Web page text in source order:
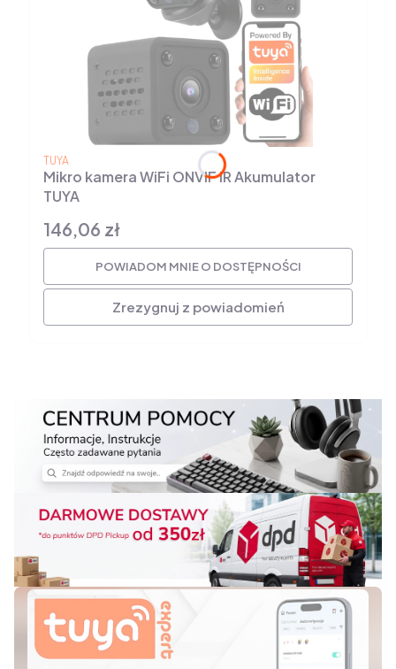
Mikro kamera WiFi ONVIF IR Akumulator
TUYA
PRODUCENT
TUYA
Cena
146,06 zł
POWIADOM MNIE O DOSTĘPNOŚCI
Zrezygnuj z powiadomień